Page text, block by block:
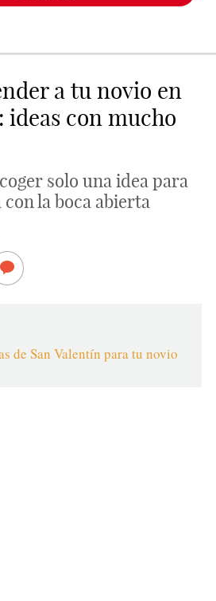
a tu novio en
ideas con mucho
solo una idea para
la boca abierta
de San Valentín para tu novio